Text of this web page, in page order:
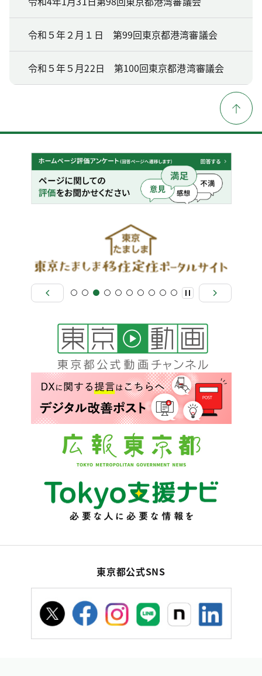
令和５年２月１日 第99回東京都港湾審議会
令和５年５月22日 第100回東京都港湾審議会
東京都公式SNS